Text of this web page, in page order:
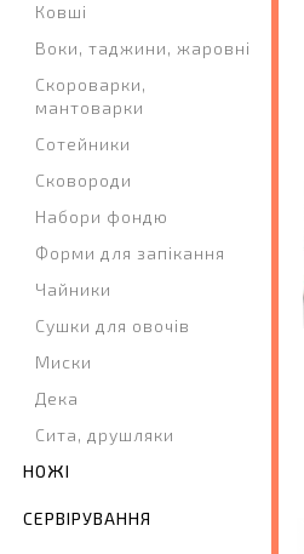
Ковші
Воки, таджини, жаровні
Скороварки,
мантоварки
Сотейники
Сковороди
Набори фондю
Форми для запікання
Чайники
Сушки для овочів
Миски
Дека
Сита, друшляки
НОЖІ
СЕРВІРУВАННЯ